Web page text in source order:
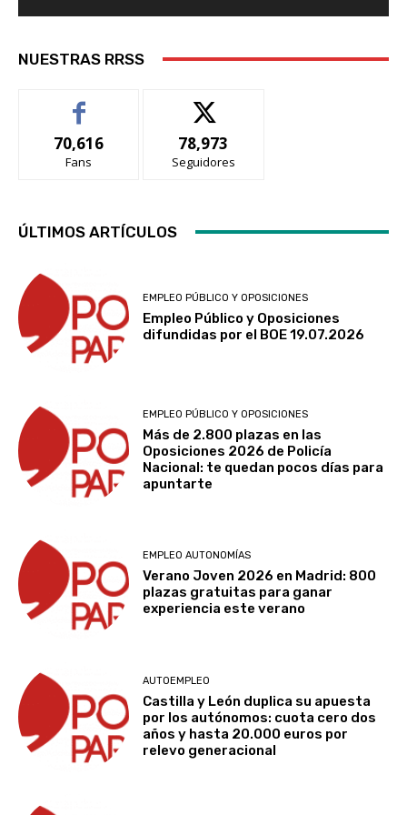
NUESTRAS RRSS
70,616
Fans
78,973
Seguidores
ÚLTIMOS ARTÍCULOS
EMPLEO PÚBLICO Y OPOSICIONES
Empleo Público y Oposiciones
difundidas por el BOE 19.07.2026
EMPLEO PÚBLICO Y OPOSICIONES
Más de 2.800 plazas en las
Oposiciones 2026 de Policía
Nacional: te quedan pocos días para
apuntarte
EMPLEO AUTONOMÍAS
Verano Joven 2026 en Madrid: 800
plazas gratuitas para ganar
experiencia este verano
AUTOEMPLEO
Castilla y León duplica su apuesta
por los autónomos: cuota cero dos
años y hasta 20.000 euros por
relevo generacional